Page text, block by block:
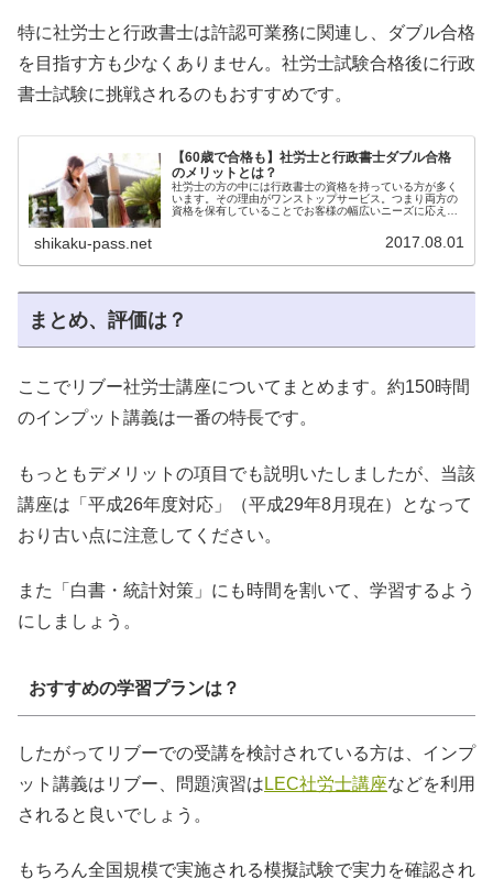
特に社労士と行政書士は許認可業務に関連し、ダブル合格
を目指す方も少なくありません。社労士試験合格後に行政
書士試験に挑戦されるのもおすすめです。
【60歳で合格も】社労士と行政書士ダブル合格
のメリットとは？
社労士の方の中には行政書士の資格を持っている方が多く
います。その理由がワンストップサービス。つまり両方の
資格を保有していることでお客様の幅広いニーズに応える
shikaku-pass.net 2017.08.01
まとめ、評価は？
ここでリブー社労士講座についてまとめます。約150時間
のインプット講義は一番の特長です。
もっともデメリットの項目でも説明いたしましたが、当該
講座は「平成26年度対応」（平成29年8月現在）となって
おり古い点に注意してください。
また「白書・統計対策」にも時間を割いて、学習するよう
にしましょう。
おすすめの学習プランは？
したがってリブーでの受講を検討されている方は、インプ
ット講義はリブー、問題演習は LEC社労士講座などを利用
されると良いでしょう。
もちろん全国規模で実施される模擬試験で実力を確認され